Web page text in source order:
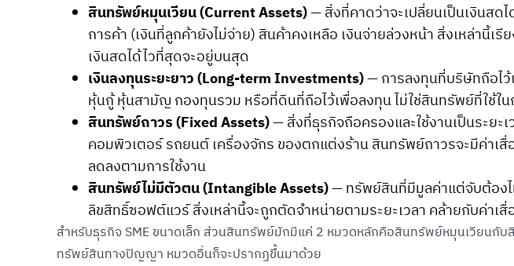
สินทรัพย์หมุนเวียน (Current Assets)— สิ่งที่คาดว่าจะเปลี่ยนเป็นเงินสด
การค้า (เงินที่ลูกค้ายังไม่จ่าย) สินค้าคงเหลือ เงินจ่ายล่วงหน้า สิ่งเหล่านี้
เงินสดได้ไวที่สุดจะอยู่บนสุด
เงินลงทุนระยะยาว (Long-term Investments)— การลงทุนที่บริษัทถือไว้
หุ้นกู้ หุ้นสามัญ กองทุนรวม หรือที่ดินที่ถือไว้เพื่อลงทุน ไม่ใช่สินทรัพย์ที่ใช้ใน
สินทรัพย์ถาวร (Fixed Assets)— สิ่งที่ธุรกิจถือครองและใช้งานเป็นระยะ
คอมพิวเตอร์ รถยนต์ เครื่องจักร ของตกแต่งร้าน สินทรัพย์ถาวรจะมีค่าเ
ลดลงตามการใช้งาน
สินทรัพย์ไม่มีตัวตน (Intangible Assets)— ทรัพย์สินที่มีมูลค่าแต่จับต้องไ
ลิขสิทธิ์ซอฟต์แวร์ สิ่งเหล่านี้จะถูกตัดจำหน่ายตามระยะเวลา คล้ายกับค่าเ
สำหรับธุรกิจ SME ขนาดเล็ก ส่วนสินทรัพย์มักมีแค่ 2 หมวดหลักคือสินทรัพย์หมุนเวียนกั
ทรัพย์สินทางปัญญา หมวดอื่นก็จะปรากฏขึ้นมาด้วย